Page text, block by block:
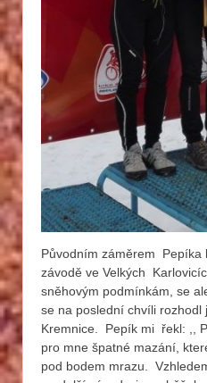
Původním záměrem Pepíka
závodě ve Velkých
sněhovým podmínkám, se
se na poslední chvíli rozhodl
Kremnice. Pepík mi řekl: ,,
pro mne špatné mazání,
pod bodem mrazu.